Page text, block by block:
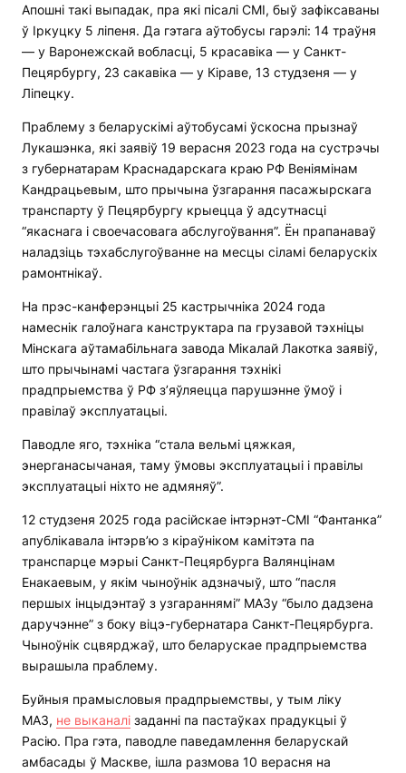
Апошні такі выпадак, пра які пісалі СМІ, быў зафіксаваны
ў Іркуцку 5 ліпеня. Да гэтага аўтобусы гарэлі: 14 траўня
— у Варонежскай вобласці, 5 красавіка — у Санкт-
Пецярбургу, 23 сакавіка — у Кіраве, 13 студзеня — у
Ліпецку.
Праблему з беларускімі аўтобусамі ўскосна прызнаў
Лукашэнка, які заявіў 19 верасня 2023 года на сустрэчы
з губернатарам Краснадарскага краю РФ Веніямінам
Кандрацьевым, што прычына ўзгарання пасажырскага
транспарту ў Пецярбургу крыецца ў адсутнасці
“якаснага і своечасовага абслугоўвання”. Ён прапанаваў
наладзіць тэхабслугоўванне на месцы сіламі беларускіх
рамонтнікаў.
На прэс-канферэнцыі 25 кастрычніка 2024 года
намеснік галоўнага канструктара па грузавой тэхніцы
Мінскага аўтамабільнага завода Мікалай Лакотка заявіў,
што прычынамі частага ўзгарання тэхнікі
прадпрыемства ў РФ з’яўляецца парушэнне ўмоў і
правілаў эксплуатацыі.
Паводле яго, тэхніка “стала вельмі цяжкая,
энерганасычаная, таму ўмовы эксплуатацыі і правілы
эксплуатацыі ніхто не адмяняў”.
12 студзеня 2025 года расійскае інтэрнэт-СМІ “Фантанка”
апублікавала інтэрв’ю з кіраўніком камітэта па
транспарце мэрыі Санкт-Пецярбурга Валянцінам
Енакаевым, у якім чыноўнік адзначыў, што “пасля
першых інцыдэнтаў з узгараннямі” МАЗу “было дадзена
даручэнне” з боку віцэ-губернатара Санкт-Пецярбурга.
Чыноўнік сцвярджаў, што беларускае прадпрыемства
вырашыла праблему.
Буйныя прамысловыя прадпрыемствы, у тым ліку
МАЗ, не выканалі заданні па пастаўках прадукцыі ў
Расію. Пра гэта, паводле паведамлення беларускай
амбасады ў Маскве, ішла размова 10 верасня на